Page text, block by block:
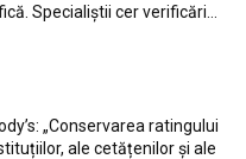
Specialiștii cer verificări…
„Conservarea ratingului
ale cetățenilor și ale